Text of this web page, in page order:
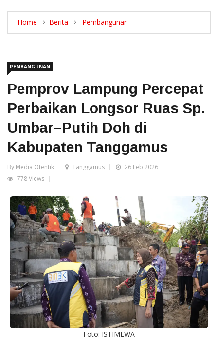
Home Berita Pembangunan
PEMBANGUNAN
Pemprov Lampung Percepat
Perbaikan Longsor Ruas Sp.
Umbar–Putih Doh di
Kabupaten Tanggamus
By Media Otentik Tanggamus
26 Feb 2026
778 Views
Foto: ISTIMEWA